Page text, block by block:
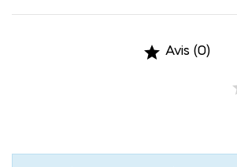
 Avis (0)